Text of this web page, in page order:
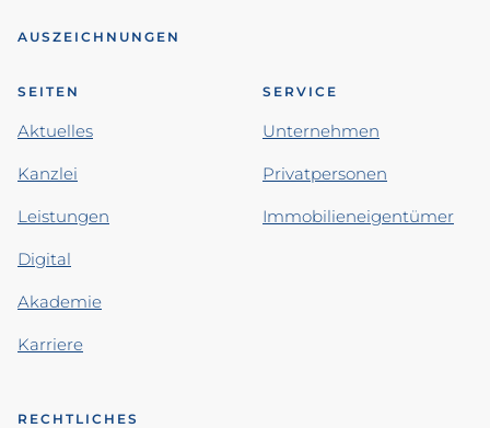
AUSZEICHNUNGEN
SEITEN
Aktuelles
Kanzlei
Leistungen
Digital
Akademie
Karriere
SERVICE
Unternehmen
Privatpersonen
Immobilieneigentümer
RECHTLICHES